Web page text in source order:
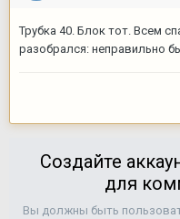
Трубка 40. Блок тот. Всем
разобрался: неправильно
Создайте
для
Вы должны быть